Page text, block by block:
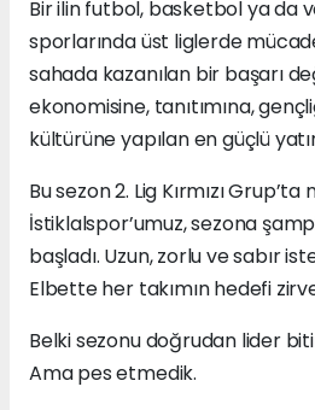
Bir ilin futbol, basketbol ya da
sporlarında üst liglerde
sahada kazanılan bir başarı
ekonomisine, tanıtımına,
kültürüne yapılan en güçlü
Bu sezon 2. Lig Kırmızı
İstiklalspor’umuz, sezona
başladı. Uzun, zorlu ve sabır
Elbette her takımın hedefi
Belki sezonu doğrudan lider
Ama pes etmedik.